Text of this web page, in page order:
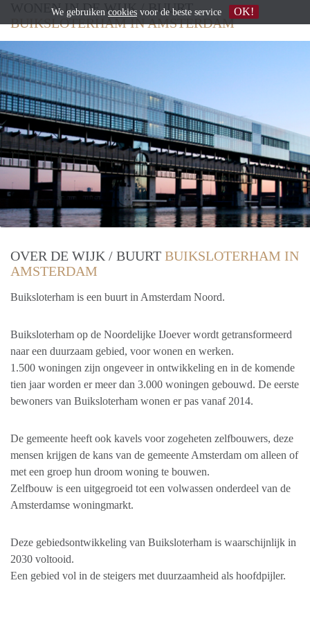
WONEN IN DE WIJK / BUURT
BUIKSLOTERHAM IN AMSTERDAM
OVER DE WIJK / BUURT BUIKSLOTERHAM IN
AMSTERDAM
Buiksloterham is een buurt in Amsterdam Noord.
Buiksloterham op de Noordelijke IJoever wordt getransformeerd
naar een duurzaam gebied, voor wonen en werken.
1.500 woningen zijn ongeveer in ontwikkeling en in de komende
tien jaar worden er meer dan 3.000 woningen gebouwd. De eerste
bewoners van Buiksloterham wonen er pas vanaf 2014.
De gemeente heeft ook kavels voor zogeheten zelfbouwers, deze
mensen krijgen de kans van de gemeente Amsterdam om alleen of
met een groep hun droom woning te bouwen.
Zelfbouw is een uitgegroeid tot een volwassen onderdeel van de
Amsterdamse woningmarkt.
Deze gebiedsontwikkeling van Buiksloterham is waarschijnlijk in
2030 voltooid.
Een gebied vol in de steigers met duurzaamheid als hoofdpijler.
We gebruiken cookies voor de beste service OK!